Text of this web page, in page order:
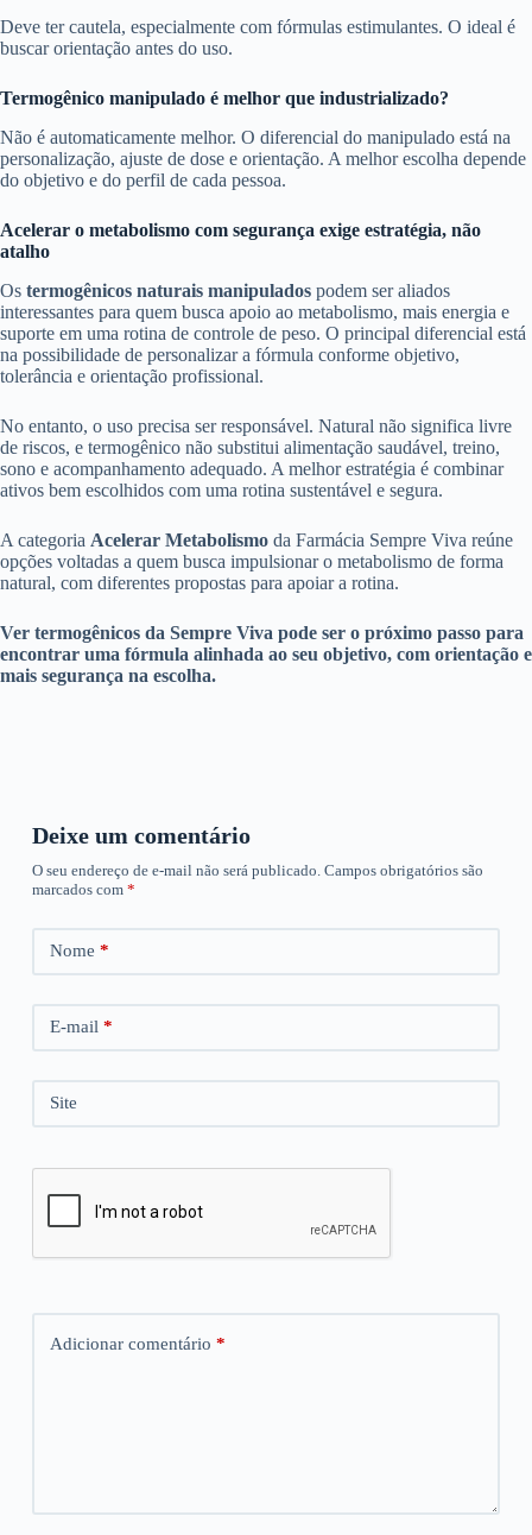
Deve ter cautela, especialmente com fórmulas estimulantes. O ideal é
buscar orientação antes do uso.
Termogênico manipulado é melhor que industrializado?
Não é automaticamente melhor. O diferencial do manipulado está na
personalização, ajuste de dose e orientação. A melhor escolha depende
do objetivo e do perfil de cada pessoa.
Acelerar o metabolismo com segurança exige estratégia, não
atalho
Os termogênicos naturais manipulados podem ser aliados
interessantes para quem busca apoio ao metabolismo, mais energia e
suporte em uma rotina de controle de peso. O principal diferencial está
na possibilidade de personalizar a fórmula conforme objetivo,
tolerância e orientação profissional.
No entanto, o uso precisa ser responsável. Natural não significa livre
de riscos, e termogênico não substitui alimentação saudável, treino,
sono e acompanhamento adequado. A melhor estratégia é combinar
ativos bem escolhidos com uma rotina sustentável e segura.
A categoria Acelerar Metabolismo da Farmácia Sempre Viva reúne
opções voltadas a quem busca impulsionar o metabolismo de forma
natural, com diferentes propostas para apoiar a rotina.
Ver termogênicos da Sempre Viva pode ser o próximo passo para
encontrar uma fórmula alinhada ao seu objetivo, com orientação e
mais segurança na escolha.
Deixe um comentário
O seu endereço de e-mail não será publicado. Campos obrigatórios são
marcados com *
Nome *
E-mail*
Site
Adicionar comentário *